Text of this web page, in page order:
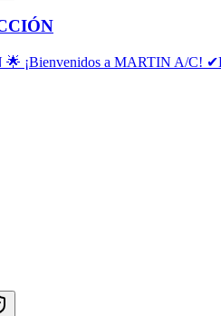
¡Bienvenidos a MARTIN A/C!